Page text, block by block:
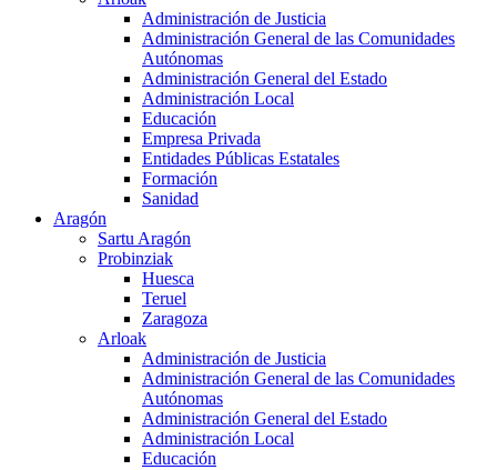
Administración de Justicia
Administración General de las Comunidades
Autónomas
Administración General del Estado
Administración Local
Educación
Empresa Privada
Entidades Públicas Estatales
Formación
Sanidad
Aragón
Sartu Aragón
Probinziak
Huesca
Teruel
Zaragoza
Arloak
Administración de Justicia
Administración General de las Comunidades
Autónomas
Administración General del Estado
Administración Local
Educación